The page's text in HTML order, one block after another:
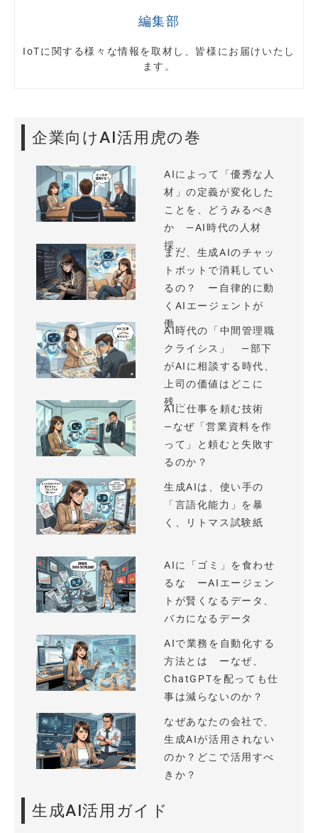
編集部
IoTに関する様々な情報を取材し、皆様にお届けいたし
ます。
企業向けAI活用虎の巻
AIによって「優秀な人
材」の定義が変化した
ことを、どうみるべき
か —AI時代の人材
採...
まだ、生成AIのチャッ
トボットで消耗してい
るの？ ー自律的に動
くAIエージェントが
働...
AI時代の「中間管理職
クライシス」 —部下
がAIに相談する時代、
上司の価値はどこに
残...
AIに仕事を頼む技術
—なぜ「営業資料を作
って」と頼むと失敗す
るのか？
生成AIは、使い手の
「言語化能力」を暴
く、リトマス試験紙
AIに「ゴミ」を食わせ
るな ーAIエージェン
トが賢くなるデータ、
バカになるデータ
AIで業務を自動化する
方法とは ーなぜ、
ChatGPTを配っても仕
事は減らないのか？
なぜあなたの会社で、
生成AIが活用されない
のか？どこで活用すべ
きか？
生成AI活用ガイド